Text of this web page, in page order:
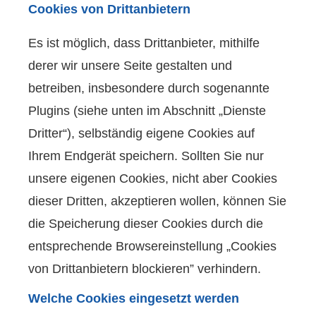
Cookies von Drittanbietern
Es ist möglich, dass Drittanbieter, mithilfe
derer wir unsere Seite gestalten und
betreiben, insbesondere durch sogenannte
Plugins (siehe unten im Abschnitt „Dienste
Dritter“), selbständig eigene Cookies auf
Ihrem Endgerät speichern. Sollten Sie nur
unsere eigenen Cookies, nicht aber Cookies
dieser Dritten, akzeptieren wollen, können Sie
die Speicherung dieser Cookies durch die
entsprechende Browsereinstellung „Cookies
von Drittanbietern blockieren” verhindern.
Welche Cookies eingesetzt werden